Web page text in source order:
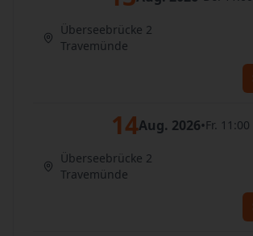
Überseebrücke 2
Travemünde
14Aug. 2026•Fr. 11:00
Überseebrücke 2
Travemünde